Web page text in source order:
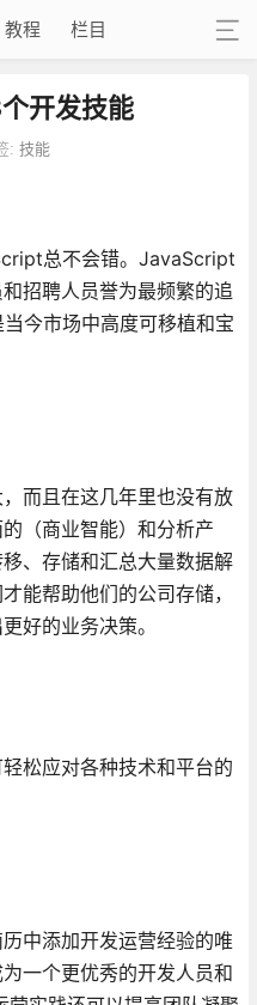
教程 栏目
开发技能
: 技能
总不会错。JavaScript
招聘人员誉为最频繁的追
今市场中高度可移植和宝
而且在这几年里也没有放
（商业智能）和分析产
、存储和汇总大量数据解
能帮助他们的公司存储，
好的业务决策。
松应对各种技术和平台的
中添加开发运营经验的唯
一个更优秀的开发人员和